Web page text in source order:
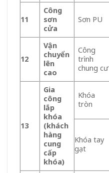
11
Công
sơn
cửa
Sơn PU
12
Vận
chuyển
lên
cao
Công
trình
chung cư
13
Gia
công
lắp
khóa
(khách
hàng
cung
cấp
khóa)
Khóa
tròn
Khóa tay
gạt